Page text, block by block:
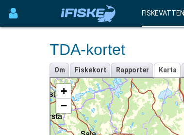
FISKEVATTEN
TDA-kortet
Om Fiskekort Rapporter Karta
+
−